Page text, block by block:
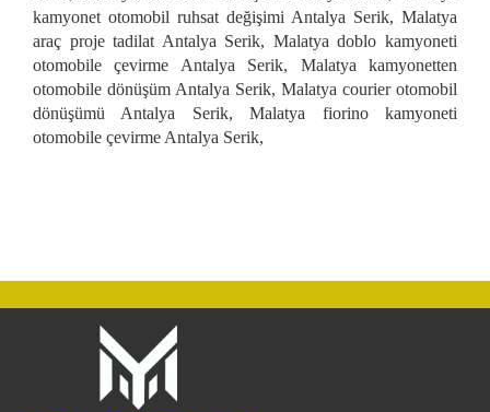
kamyonet otomobil ruhsat değişimi Antalya Serik, Malatya
araç proje tadilat Antalya Serik, Malatya doblo kamyoneti
otomobile çevirme Antalya Serik, Malatya kamyonetten
otomobile dönüşüm Antalya Serik, Malatya courier otomobil
dönüşümü Antalya Serik, Malatya fiorino kamyoneti
otomobile çevirme Antalya Serik,